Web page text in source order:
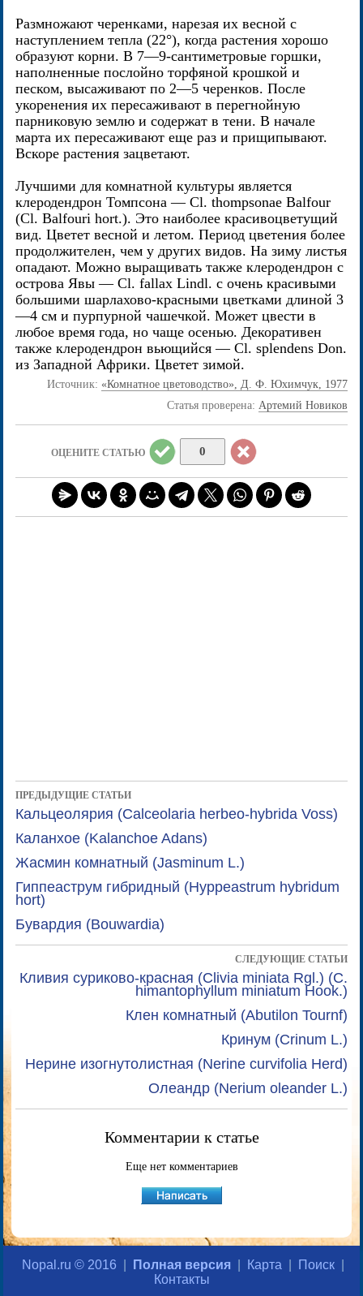
Размножают черенками, нарезая их весной с
наступлением тепла (22°), когда растения хорошо
образуют корни. В 7—9-сантиметровые горшки,
наполненные послойно торфяной крошкой и
песком, высаживают по 2—5 черенков. После
укоренения их пересаживают в перегнойную
парниковую землю и содержат в тени. В начале
марта их пересаживают еще раз и прищипывают.
Вскоре растения зацветают.
Лучшими для комнатной культуры является
клеродендрон Томпсона — Cl. thompsonae Balfour
(Cl. Balfouri hort.). Это наиболее красивоцветущий
вид. Цветет весной и летом. Период цветения более
продолжителен, чем у других видов. На зиму листья
опадают. Можно выращивать также клеродендрон с
острова Явы — Cl. fallax Lindl. с очень красивыми
большими шарлахово-красными цветками длиной 3
—4 см и пурпурной чашечкой. Может цвести в
любое время года, но чаще осенью. Декоративен
также клеродендрон вьющийся — Cl. splendens Don.
из Западной Африки. Цветет зимой.
Источник: «Комнатное цветоводство», Д. Ф. Юхимчук, 1977
Статья проверена: Артемий Новиков
ОЦЕНИТЕ СТАТЬЮ 0
ПРЕДЫДУЩИЕ СТАТЬИ
Кальцеолярия (Calceolaria herbeo-hybrida Voss)
Каланхое (Kalanchoe Adans)
Жасмин комнатный (Jasminum L.)
Гиппеаструм гибридный (Hyppeastrum hybridum
hort)
Бувардия (Bouwardia)
СЛЕДУЮЩИЕ СТАТЬИ
Кливия суриково-красная (Clivia miniata Rgl.) (C.
himantophyllum miniatum Hook.)
Клен комнатный (Abutilon Tournf)
Кринум (Crinum L.)
Нерине изогнутолистная (Nerine curvifolia Herd)
Олеандр (Nerium oleander L.)
Комментарии к статье
Еще нет комментариев
Nopal.ru © 2016 Полная версия Карта Поиск
Контакты